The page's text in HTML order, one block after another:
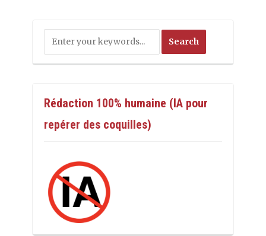
Rédaction 100% humaine (IA pour
repérer des coquilles)